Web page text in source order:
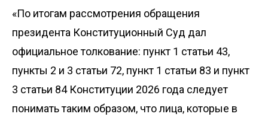
«По итогам рассмотрения обращения
президента Конституционный Суд дал
официальное толкование: пункт 1 статьи 43,
пункты 2 и 3 статьи 72, пункт 1 статьи 83 и пункт
3 статьи 84 Конституции 2026 года следует
понимать таким образом, что лица, которые в